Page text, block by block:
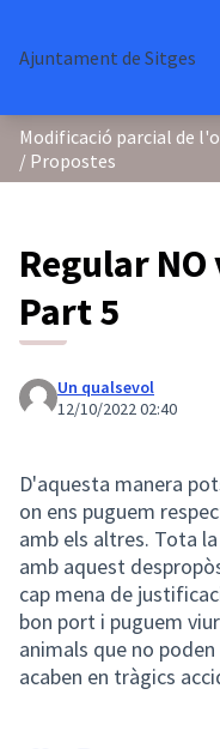
Ajuntament de Sitges
/ Propostes
Regular
Part 5
Un qualsevol
12/10/2022 02:40
D'aquesta manera
on ens puguem
amb els altres. Tota
amb aquest
cap mena de
bon port i puguem
animals que no
acaben en tràgics